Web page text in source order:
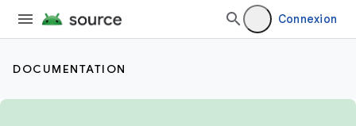
Connexion
DOCUMENTATION